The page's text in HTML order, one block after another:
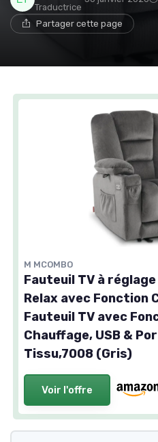
Traductrice
Partager cette page
M MCOMBO
Fauteuil TV à
Relax avec Fonction
Fauteuil TV avec
Chauffage, USB &
Tissu,7008 (Gris)
Voir l'offre